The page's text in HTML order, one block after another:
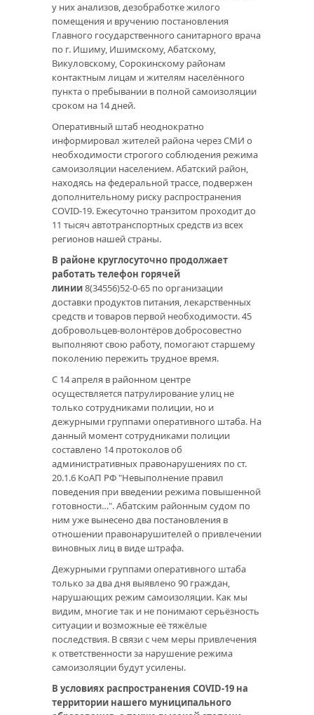
у них анализов, дезобработке жилого
помещения и вручению постановления
Главного государственного санитарного врача
по г. Ишиму, Ишимскому, Абатскому,
Викуловскому, Сорокинскому районам
контактным лицам и жителям населённого
пункта о пребывании в полной самоизоляции
сроком на 14 дней.
Оперативный штаб неоднократно
информировал жителей района через СМИ о
необходимости строгого соблюдения режима
самоизоляции населением. Абатский район,
находясь на федеральной трассе, подвержен
дополнительному риску распространения
COVID-19. Ежесуточно транзитом проходит до
11 тысяч автотранспортных средств из всех
регионов нашей страны.
В районе круглосуточно продолжает
работать телефон горячей
линии8(34556)52-0-65 по организации
доставки продуктов питания, лекарственных
средств и товаров первой необходимости. 45
добровольцев-волонтёров добросовестно
выполняют свою работу, помогают старшему
поколению пережить трудное время.
С 14 апреля в районном центре
осуществляется патрулирование улиц не
только сотрудниками полиции, но и
дежурными группами оперативного штаба. На
данный момент сотрудниками полиции
составлено 14 протоколов об
административных правонарушениях по ст.
20.1.6 КоАП РФ "Невыполнение правил
поведения при введении режима повышенной
готовности…". Абатским районным судом по
ним уже вынесено два постановления в
отношении правонарушителей о привлечении
виновных лиц в виде штрафа.
Дежурными группами оперативного штаба
только за два дня выявлено 90 граждан,
нарушающих режим самоизоляции. Как мы
видим, многие так и не понимают серьёзность
ситуации и возможные её тяжёлые
последствия. В связи с чем меры привлечения
к ответственности за нарушение режима
самоизоляции будут усилены.
В условиях распространения COVID-19 на
территории нашего муниципального